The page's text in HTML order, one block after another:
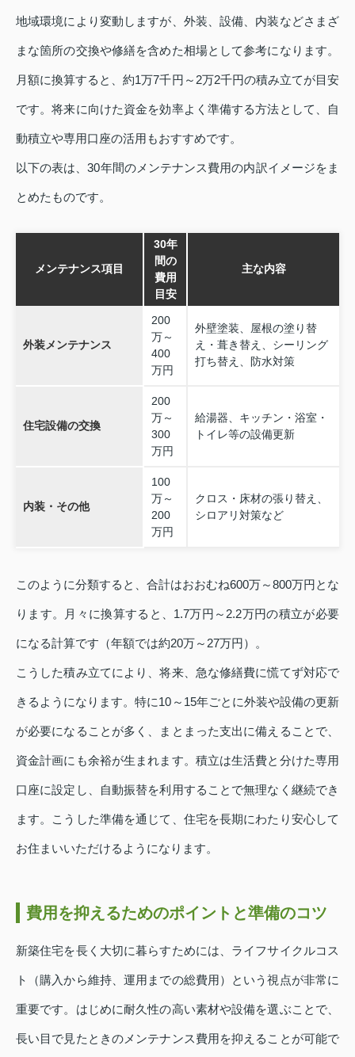
地域環境により変動しますが、外装、設備、内装などさまざ
まな箇所の交換や修繕を含めた相場として参考になります。
月額に換算すると、約1万7千円～2万2千円の積み立てが目安
です。将来に向けた資金を効率よく準備する方法として、自
動積立や専用口座の活用もおすすめです。
以下の表は、30年間のメンテナンス費用の内訳イメージをま
とめたものです。
メンテナンス項目
30年
間の
費用
目安
主な内容
外装メンテナンス
200
万～
400
万円
外壁塗装、屋根の塗り替
え・葺き替え、シーリング
打ち替え、防水対策
住宅設備の交換
200
万～
300
万円
給湯器、キッチン・浴室・
トイレ等の設備更新
内装・その他
100
万～
200
万円
クロス・床材の張り替え、
シロアリ対策など
このように分類すると、合計はおおむね600万～800万円とな
ります。月々に換算すると、1.7万円～2.2万円の積立が必要
になる計算です（年額では約20万～27万円）。
こうした積み立てにより、将来、急な修繕費に慌てず対応で
きるようになります。特に10～15年ごとに外装や設備の更新
が必要になることが多く、まとまった支出に備えることで、
資金計画にも余裕が生まれます。積立は生活費と分けた専用
口座に設定し、自動振替を利用することで無理なく継続でき
ます。こうした準備を通じて、住宅を長期にわたり安心して
お住まいいただけるようになります。
費用を抑えるためのポイントと準備のコツ
新築住宅を長く大切に暮らすためには、ライフサイクルコス
ト（購入から維持、運用までの総費用）という視点が非常に
重要です。はじめに耐久性の高い素材や設備を選ぶことで、
長い目で見たときのメンテナンス費用を抑えることが可能で